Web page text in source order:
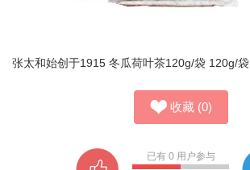
张太和始创于1915 冬瓜荷叶茶120g/袋 120g/袋
收藏 (0)
已有 0 用户参与